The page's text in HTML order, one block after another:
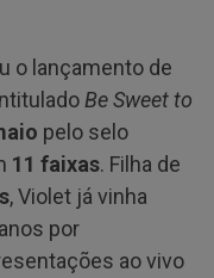
o lançamento de
Be Sweet to
pelo selo
11 faixas. Filha de
, Violet já vinha
por
ao vivo